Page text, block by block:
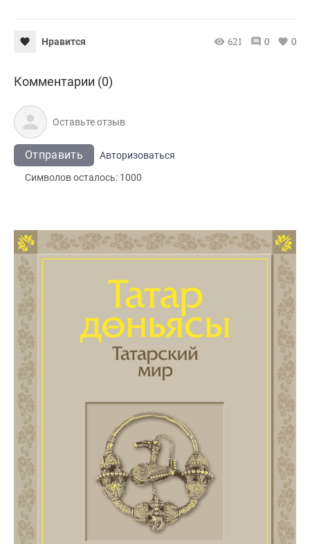
Нравится 621 0 0
Комментарии (0)
Отправить
Авторизоваться
Символов осталось: 1000